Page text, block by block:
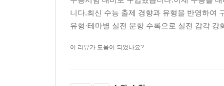
니다.최신 수능 출제 경향과 유형을 반영하여
유형·테마별 실전 문항 수록으로 실전 감각
이 리뷰가 도움이 되었나요?